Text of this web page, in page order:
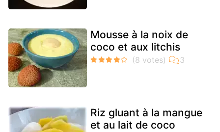
Mousse à la noix de
coco et aux litchis
Riz gluant à la mangue
et au lait de coco